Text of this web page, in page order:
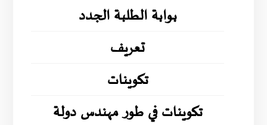
بوابة الطلبة الجدد
تعريف
تكوينات
تكوينات في طور مهندس دولة